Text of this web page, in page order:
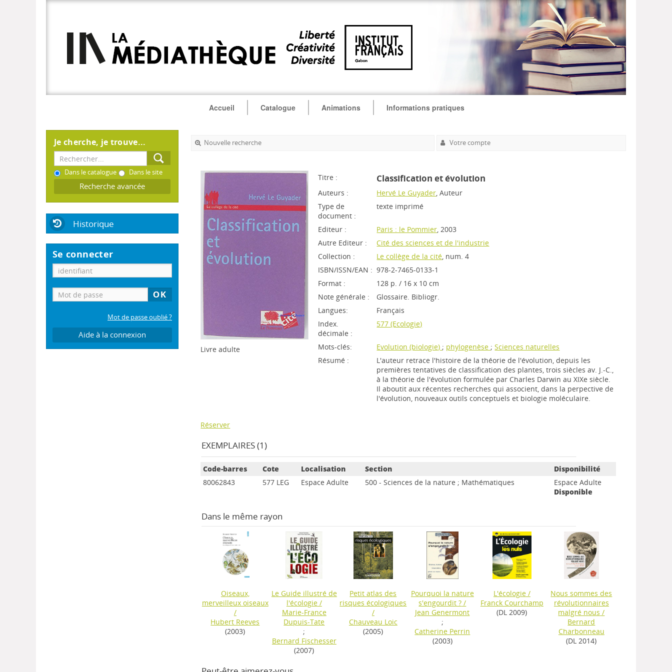
Accueil Catalogue Animations Informations pratiques
Je cherche, je trouve...
Dans le catalogue Dans le site
Recherche avancée
Historique
Se connecter
Mot de passe oublié ?
Aide à la connexion
Nouvelle recherche Votre compte
Livre adulte
Titre : Classification et évolution
Auteurs : Hervé Le Guyader, Auteur
Type de
document :
texte imprimé
Editeur : Paris : le Pommier, 2003
Autre Editeur :
Cité des sciences et de l'industrie
Collection :
Le collège de la cité, num. 4
ISBN/ISSN/EAN : 978-2-7465-0133-1
Format :
128 p. / 16 x 10 cm
Note générale :
Glossaire. Bibliogr.
Langues:
Français
Index.
décimale :
577 (Ecologie)
Mots-clés: Evolution (biologie) ; phylogenèse ;Sciences naturelles
Résumé :
L'auteur retrace l'histoire de la théorie de l'évolution, depuis les
premières tentatives de classification des plantes, trois siècles av. J.-C.,
à la théorie de l'évolution formulée par Charles Darwin au XIXe siècle.
Il aboutit aux récentes recherches qui associent, dans la perpective de
l'évolution, nouveaux outils conceptuels et biologie moléculaire.
Réserver
EXEMPLAIRES (1)
Code-barres Cote Localisation Section
Disponibilité
80062843
577 LEG Espace Adulte 500 - Sciences de la nature ; Mathématiques
Espace Adulte
Disponible
Dans le même rayon
Oiseaux,
merveilleux oiseaux
/
Hubert Reeves
(2003)
Le Guide illustré de
l'écologie/
Marie-France
Dupuis-Tate
;
Bernard Fischesser
(2007)
Petit atlas des
risques écologiques
/
Chauveau Loic
(2005)
Pourquoi la nature
s'engourdit ? /
Jean Genermont
;
Catherine Perrin
(2003)
L'écologie/
Franck Courchamp
(DL 2009)
Nous sommes des
révolutionnaires
malgré nous /
Bernard
Charbonneau
(DL 2014)